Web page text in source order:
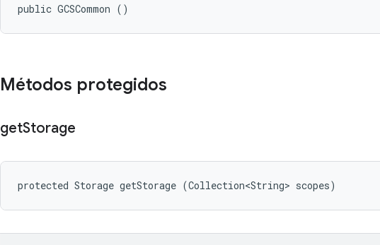
public GCSCommon ()
Métodos protegidos
getStorage
protected Storage getStorage (Collection<String> scopes)